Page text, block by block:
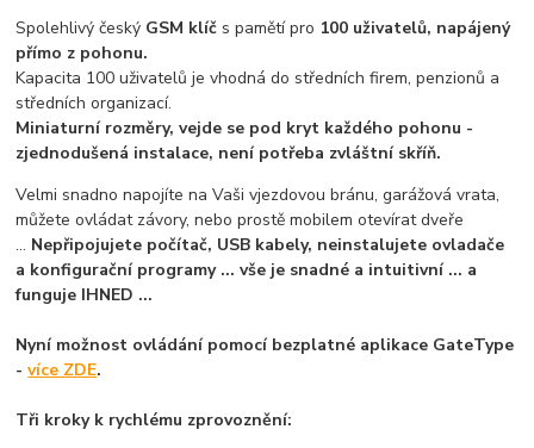
Spolehlivý český GSM klíč s pamětí pro 100 uživatelů, napájený
přímo z pohonu.
Kapacita 100 uživatelů je vhodná do středních firem, penzionů a
středních organizací.
Miniaturní rozměry, vejde se pod kryt každého pohonu -
zjednodušená instalace, není potřeba zvláštní skříň.
Velmi snadno napojíte na Vaši vjezdovou bránu, garážová vrata,
můžete ovládat závory, nebo prostě mobilem otevírat dveře
... Nepřipojujete počítač, USB kabely, neinstalujete ovladače
a konfigurační programy ... vše je snadné a intuitivní ... a
funguje IHNED ...
Nyní možnost ovládání pomocí bezplatné aplikace GateType
-více ZDE.
Tři kroky k rychlému zprovoznění: